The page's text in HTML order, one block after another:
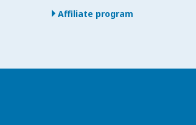
Affiliate program